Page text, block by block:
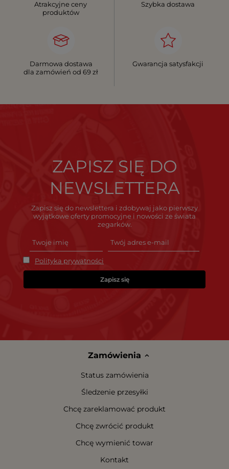
Atrakcyjne ceny
produktów
Szybka dostawa
Darmowa dostawa
dla zamówień od 69 zł
Gwarancja satysfakcji
ZAPISZ SIĘ DO
NEWSLETTERA
Zapisz się do newslettera i zdobywaj jako pierwszy
wyjątkowe oferty promocyjne i nowości ze świata
zegarków.
Polityka prywatności
Zapisz się
Zamówienia
Status zamówienia
Śledzenie przesyłki
Chcę zareklamować produkt
Chcę zwrócić produkt
Chcę wymienić towar
Kontakt